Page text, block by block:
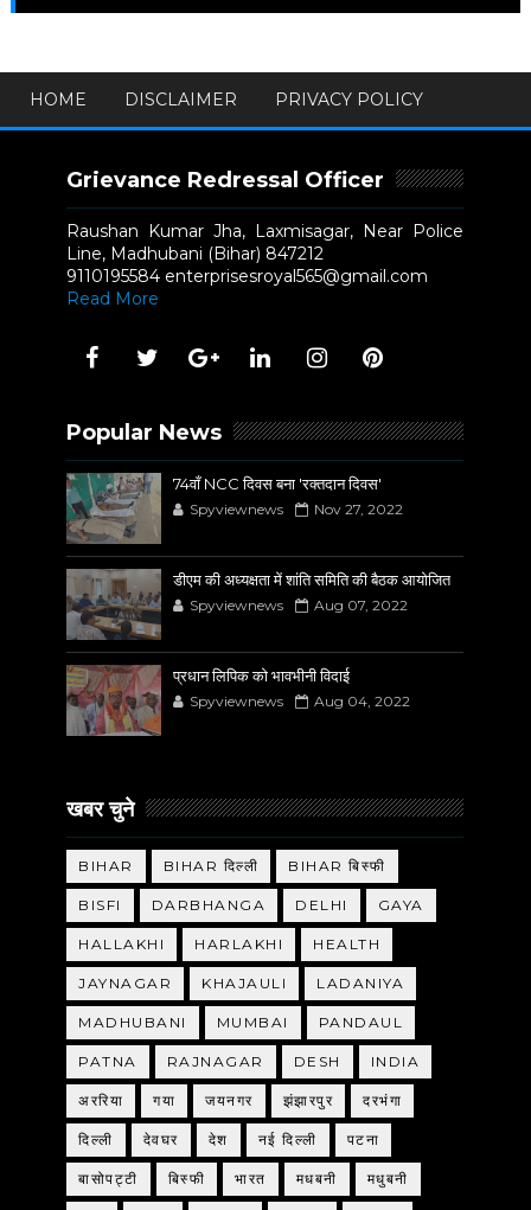
HOME DISCLAIMER PRIVACY POLICY
Grievance Redressal Officer
Raushan Kumar Jha, Laxmisagar, Near Police
Line, Madhubani (Bihar) 847212
9110195584 enterprisesroyal565@gmail.com
Read More
Popular News
74वाँ NCC दिवस बना 'रक्तदान दिवस'
Spyviewnews Nov 27, 2022
डीएम की अध्यक्षता में शांति समिति की बैठक आयोजित
Spyviewnews Aug 07, 2022
प्रधान लिपिक को भावभीनी विदाई
Spyviewnews Aug 04, 2022
खबर चुने
BIHAR BIHAR दिल्ली BIHAR बिस्फी
BISFI DARBHANGA DELHI GAYA
HALLAKHI HARLAKHI HEALTH
JAYNAGAR KHAJAULI LADANIYA
MADHUBANI MUMBAI PANDAUL
PATNA RAJNAGAR DESH INDIA
अररिया गया जयनगर झंझारपुर दरभंगा
दिल्ली देवघर देश नई दिल्ली पटना
बासोपट्टी बिस्फी भारत मधबनी मधुबनी